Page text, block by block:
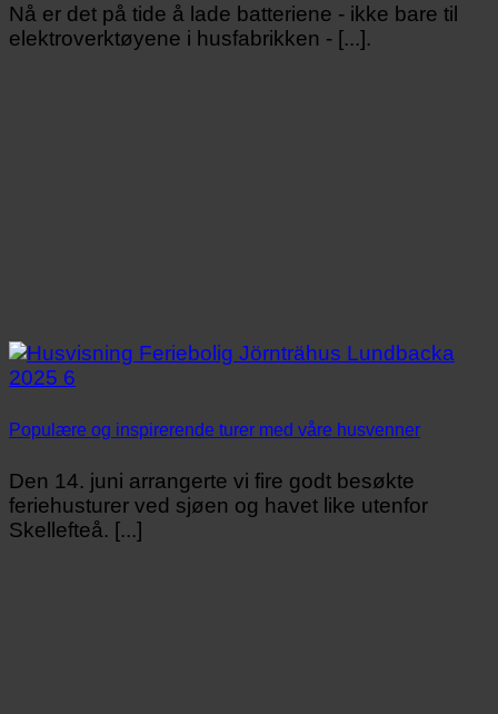
Nå er det på tide å lade batteriene - ikke bare til
elektroverktøyene i husfabrikken - [...].
Populære og inspirerende turer med våre husvenner
Den 14. juni arrangerte vi fire godt besøkte
feriehusturer ved sjøen og havet like utenfor
Skellefteå. [...]